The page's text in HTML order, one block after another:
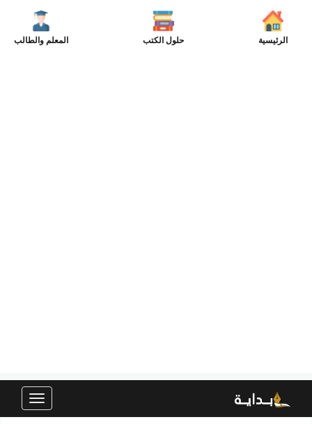
الرئيسية حلول الكتب المعلم والطالب
Toggle